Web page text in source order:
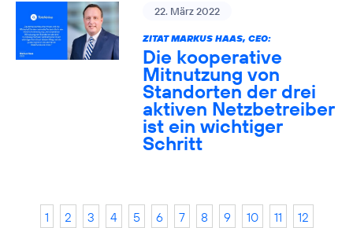
22. März 2022
ZITAT MARKUS HAAS, CEO:
Die kooperative
Mitnutzung von
Standorten der drei
aktiven Netzbetreiber
ist ein wichtiger
Schritt
1 2 3 4 5 6 7 8 9 10 11
12